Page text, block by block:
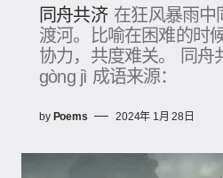
同舟共济 在狂风暴雨中
渡河。比喻在困难的时
协力，共度难关。 同舟
gòng jì 成语来源：
by Poems 2024年 1月 28日